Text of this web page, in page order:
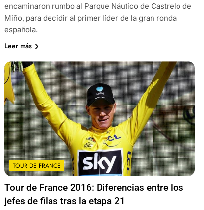
encaminaron rumbo al Parque Náutico de Castrelo de
Miño, para decidir al primer líder de la gran ronda
española.
Leer más
TOUR DE FRANCE
Tour de France 2016: Diferencias entre los
jefes de filas tras la etapa 21